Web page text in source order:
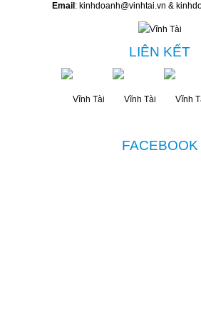
Email : kinhdoanh@vinhtai.vn &
LIÊN KẾT
FACEBOOK